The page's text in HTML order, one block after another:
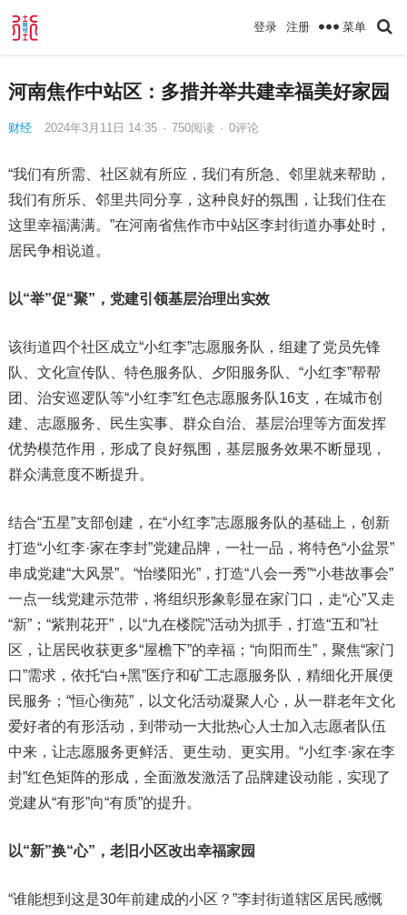
登录 注册 菜单
河南焦作中站区：多措并举共建幸福美好家园
财经 2024年3月11日 14:35 · 750阅读 · 0评论
“我们有所需、社区就有所应，我们有所急、邻里就来帮助，
我们有所乐、邻里共同分享，这种良好的氛围，让我们住在
这里幸福满满。”在河南省焦作市中站区李封街道办事处时，
居民争相说道。
以“举”促“聚”，党建引领基层治理出实效
该街道四个社区成立“小红李”志愿服务队，组建了党员先锋
队、文化宣传队、特色服务队、夕阳服务队、“小红李”帮帮
团、治安巡逻队等“小红李”红色志愿服务队16支，在城市创
建、志愿服务、民生实事、群众自治、基层治理等方面发挥
优势模范作用，形成了良好氛围，基层服务效果不断显现，
群众满意度不断提升。
结合“五星”支部创建，在“小红李”志愿服务队的基础上，创新
打造“小红李·家在李封”党建品牌，一社一品，将特色“小盆景”
串成党建“大风景”。“怡缕阳光”，打造“八会一秀”“小巷故事会”
一点一线党建示范带，将组织形象彰显在家门口，走“心”又走
“新”；“紫荆花开”，以“九在楼院”活动为抓手，打造“五和”社
区，让居民收获更多“屋檐下”的幸福；“向阳而生”，聚焦“家门
口”需求，依托“白+黑”医疗和矿工志愿服务队，精细化开展便
民服务；“恒心衡苑”，以文化活动凝聚人心，从一群老年文化
爱好者的有形活动，到带动一大批热心人士加入志愿者队伍
中来，让志愿服务更鲜活、更生动、更实用。“小红李·家在李
封”红色矩阵的形成，全面激发激活了品牌建设动能，实现了
党建从“有形”向“有质”的提升。
以“新”换“心”，老旧小区改出幸福家园
“谁能想到这是30年前建成的小区？”李封街道辖区居民感慨